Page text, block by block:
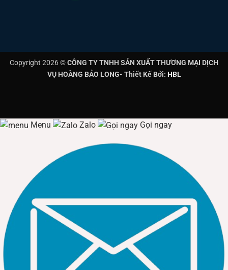
Copyright 2026 ©CÔNG TY TNHH SẢN XUẤT THƯƠNG MẠI DỊCH
VỤ HOÀNG BẢO LONG- Thiết Kế Bởi: HBL
Menu Zalo Gọi ngay